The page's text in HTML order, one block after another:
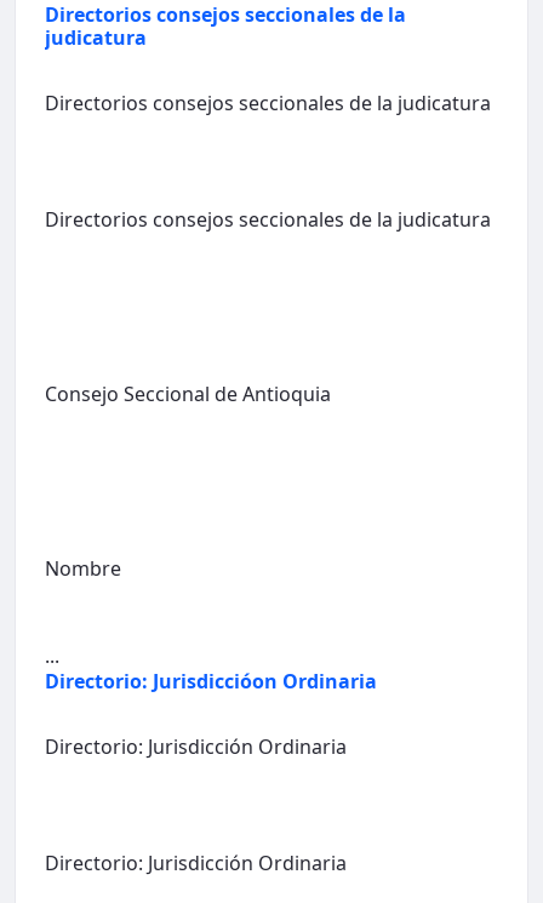
Directorios consejos seccionales de la
judicatura
Directorios consejos seccionales de la judicatura
Directorios consejos seccionales de la judicatura
Consejo Seccional de Antioquia
Nombre
...
Directorio: Jurisdiccióon Ordinaria
Directorio: Jurisdicción Ordinaria
Directorio: Jurisdicción Ordinaria